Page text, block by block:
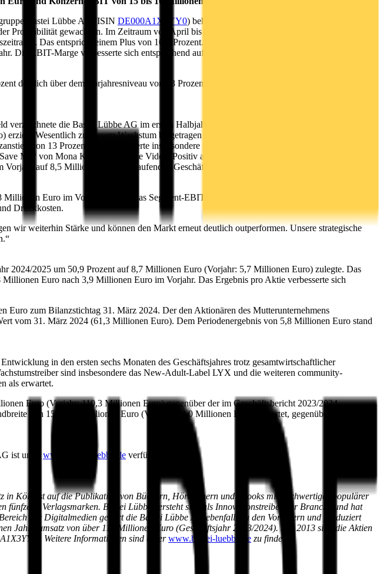
Bastei Lübbe AG (ISIN DE000A1X3YY0) behält ihre hohe Wachstumsdynamik in einem
Profitabilität gewachsen. Im Zeitraum von April bis September 2024 erwirtschaftete das
Das entspricht einem Plus von 10,9 Prozent. Das Konzern-EBIT legte im ersten Halbjahr
EBIT-Marge verbesserte sich entsprechend auf 15,9 Prozent nach 11,9 Prozent im
deutlich über dem Vorjahresniveau von 33 Prozent. Der Digitalanteil an den Umsatzerlösen
die Bastei Lübbe AG im ersten Halbjahr 2024/2025 eine sehr positive Entwicklung.
Wesentlich zu diesem Wachstum beigetragen haben die Verlagsmarke LYX mit ihrem
von 13 Prozent. LYX profitierte insbesondere im ersten Quartal des Geschäftsjahres vom
Me“ von Mona Kasten bei Prime Video. Positiv ausgewirkt hat sich zudem ein deutlicher
auf 8,5 Millionen Euro im laufenden Geschäftsjahr. Dies ist im Wesentlichen auf die
Euro im Vorjahr erzielt. Das Segment-EBIT lag im ersten Halbjahr mit 0,5 Millionen
Druckkosten.
wir weiterhin Stärke und können den Markt erneut deutlich outperformen. Unsere strategische
2024/2025 um 50,9 Prozent auf 8,7 Millionen Euro (Vorjahr: 5,7 Millionen Euro) zulegte. Das
Euro nach 3,9 Millionen Euro im Vorjahr. Das Ergebnis pro Aktie verbesserte sich
zum Bilanzstichtag 31. März 2024. Der den Aktionären des Mutterunternehmens
vom 31. März 2024 (61,3 Millionen Euro). Dem Periodenergebnis von 5,8 Millionen Euro stand
in den ersten sechs Monaten des Geschäftsjahres trotz gesamtwirtschaftlicher
sind insbesondere das New-Adult-Label LYX und die weiteren community-
als erwartet.
Euro (Vorjahr: 110,3 Millionen Euro) gegenüber der im Geschäftsbericht 2023/2024
von 15 bis 16 Millionen Euro (Vorjahr: 14,0 Millionen Euro) erwartet, gegenüber der bisher
ist unter www.bastei-luebbe.de verfügbar.
in Köln ist auf die Publikation von Büchern, Hörbüchern und eBooks mit hochwertiger populärer
fünfzehn Verlagsmarken. Bastei Lübbe versteht sich als Innovationstreiber der Branche und hat
der Digitalmedien gehört die Bastei Lübbe AG ebenfalls zu den Vorreitern und produziert
Jahresumsatz von über 110 Millionen Euro (Geschäftsjahr 2023/2024). Seit 2013 sind die Aktien
Weitere Informationen sind unterwww.bastei-luebbe.de zu finden.